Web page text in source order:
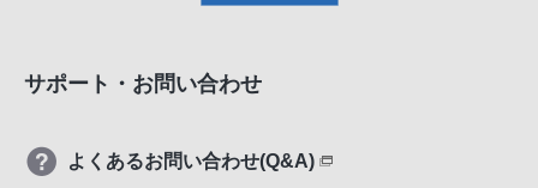
サポート・お問い合わせ
よくあるお問い合わせ(Q&A)